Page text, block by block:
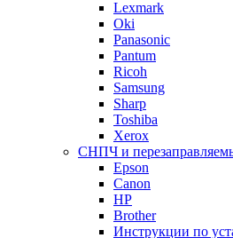
Lexmark
Oki
Panasonic
Pantum
Ricoh
Samsung
Sharp
Toshiba
Xerox
СНПЧ и
Epson
Canon
HP
Brother
Инструкции по